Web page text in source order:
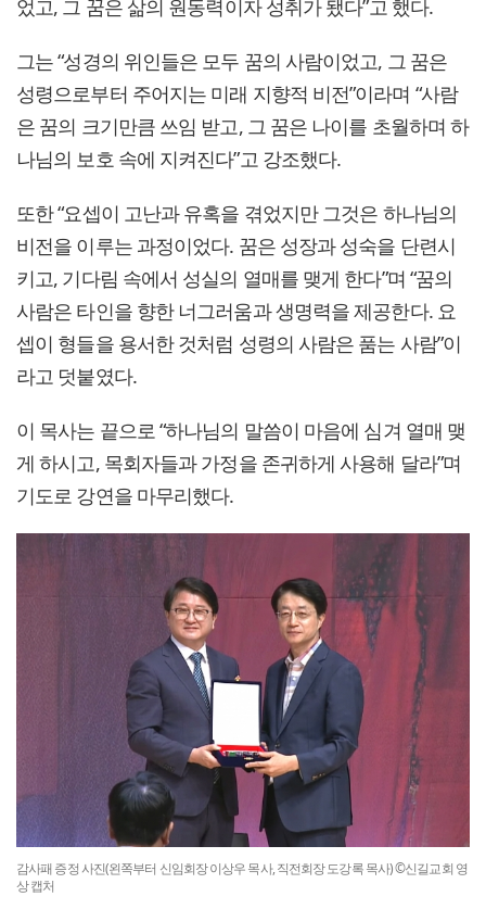
었고, 그 꿈은 삶의 원동력이자 성취가 됐다”고 했다.
그는 “성경의 위인들은 모두 꿈의 사람이었고, 그 꿈은
성령으로부터 주어지는 미래 지향적 비전”이라며 “사람
은 꿈의 크기만큼 쓰임 받고, 그 꿈은 나이를 초월하며 하
나님의 보호 속에 지켜진다”고 강조했다.
또한 “요셉이 고난과 유혹을 겪었지만 그것은 하나님의
비전을 이루는 과정이었다. 꿈은 성장과 성숙을 단련시
키고, 기다림 속에서 성실의 열매를 맺게 한다”며 “꿈의
사람은 타인을 향한 너그러움과 생명력을 제공한다. 요
셉이 형들을 용서한 것처럼 성령의 사람은 품는 사람”이
라고 덧붙였다.
이 목사는 끝으로 “하나님의 말씀이 마음에 심겨 열매 맺
게 하시고, 목회자들과 가정을 존귀하게 사용해 달라”며
기도로 강연을 마무리했다.
감사패 증정 사진(왼쪽부터 신임회장 이상우 목사, 직전회장 도강록 목사) ©신길교회 영
상 캡처